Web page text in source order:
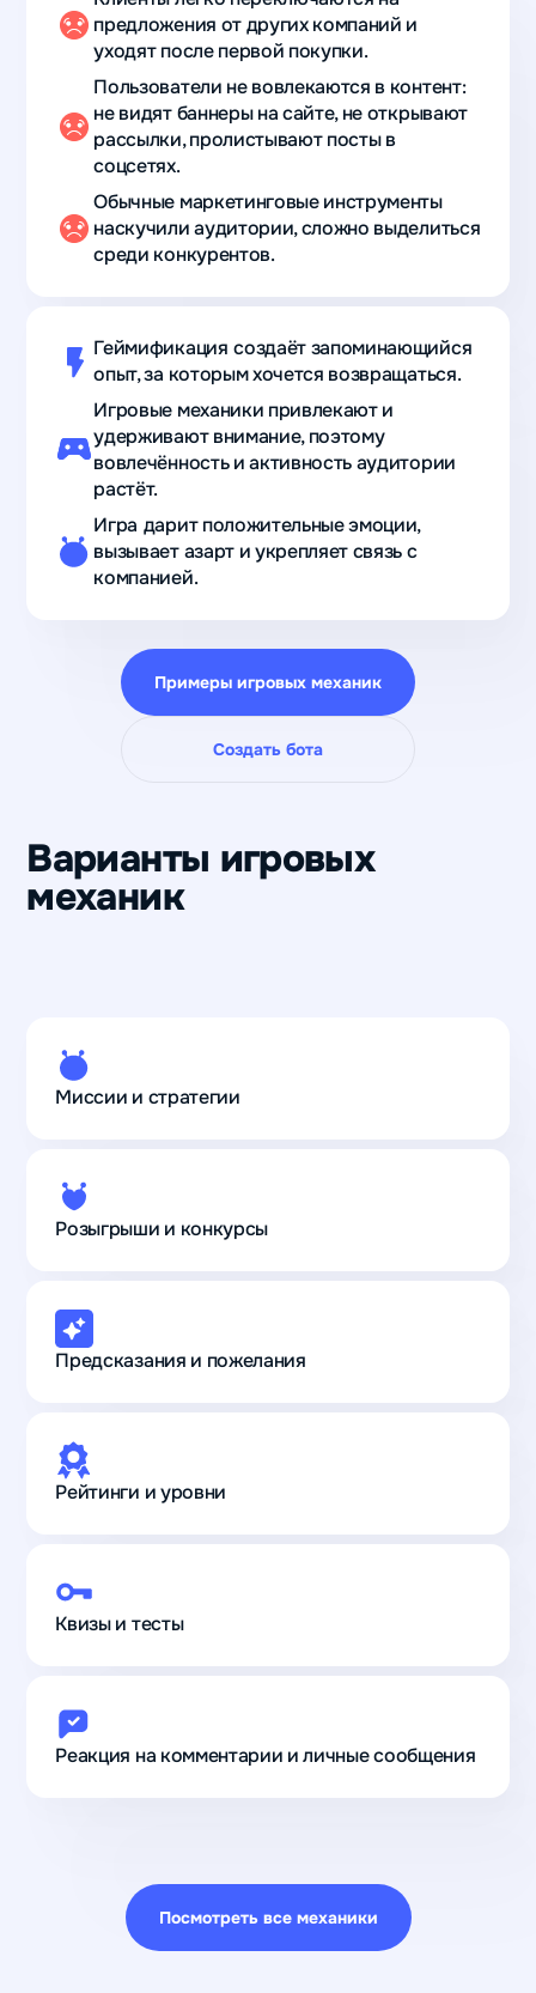
предложения от других компаний и
уходят после первой покупки.
Пользователи не вовлекаются в контент:
не видят баннеры на сайте, не открывают
рассылки, пролистывают посты в
соцсетях.
Обычные маркетинговые инструменты
наскучили аудитории, сложно выделиться
среди конкурентов.
Геймификация создаёт запоминающийся
опыт, за которым хочется возвращаться.
Игровые механики привлекают и
удерживают внимание, поэтому
вовлечённость и активность аудитории
растёт.
Игра дарит положительные эмоции,
вызывает азарт и укрепляет связь с
компанией.
Примеры игровых механик
Создать бота
Варианты игровых
механик
Миссии и стратегии
Розыгрыши и конкурсы
Предсказания и пожелания
Рейтинги и уровни
Квизы и тесты
Реакция на комментарии и личные сообщения
Посмотреть все механики